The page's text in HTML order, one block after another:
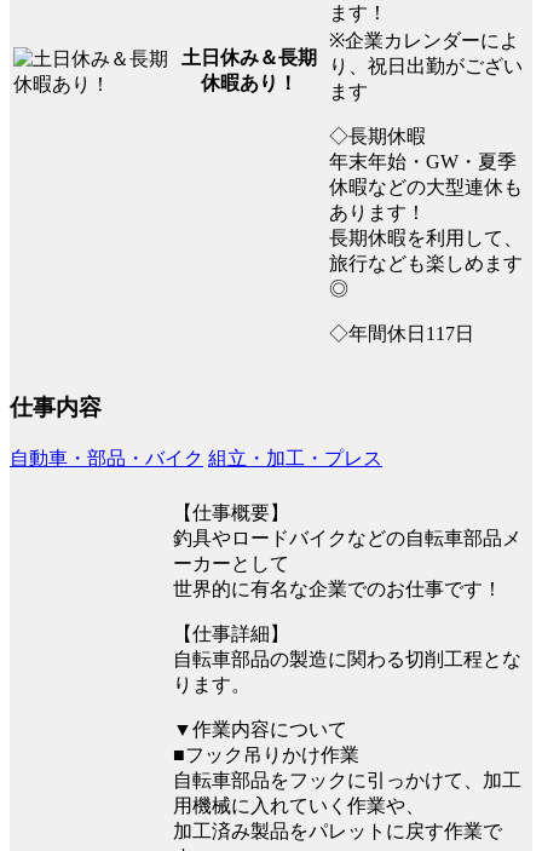
土日休み＆長期
休暇あり！
ます！
※企業カレンダーによ
り、祝日出勤がござい
ます
◇長期休暇
年末年始・GW・夏季
休暇などの大型連休も
あります！
長期休暇を利用して、
旅行なども楽しめます
◎
◇年間休日117日
仕事内容
自動車・部品・バイク 組立・加工・プレス
【仕事概要】
釣具やロードバイクなどの自転車部品メ
ーカーとして
世界的に有名な企業でのお仕事です！
【仕事詳細】
自転車部品の製造に関わる切削工程とな
ります。
▼作業内容について
■フック吊りかけ作業
自転車部品をフックに引っかけて、加工
用機械に入れていく作業や、
加工済み製品をパレットに戻す作業で